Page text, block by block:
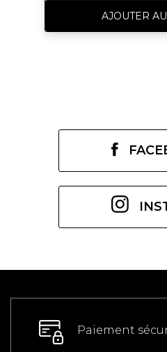
AJOUTER
Paiement